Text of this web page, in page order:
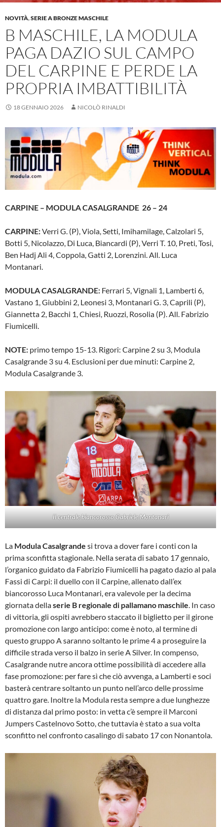
NOVITÀ,SERIE A BRONZE MASCHILE
B MASCHILE, LA MODULA
PAGA DAZIO SUL CAMPO
DEL CARPINE E PERDE LA
PROPRIA IMBATTIBILITÀ
18 GENNAIO 2026 NICOLÒ RINALDI
CARPINE – MODULA CASALGRANDE 26 – 24
CARPINE:Verri G. (P), Viola, Setti, Imihamilage, Calzolari 5,
Botti 5, Nicolazzo, Di Luca, Biancardi (P), Verri T. 10, Preti, Tosi,
Ben Hadj Ali 4, Coppola, Gatti 2, Lorenzini. All. Luca
Montanari.
MODULA CASALGRANDE: Ferrari 5, Vignali 1, Lamberti 6,
Vastano 1, Giubbini 2, Leonesi 3, Montanari G. 3, Caprili (P),
Giannetta 2, Bacchi 1, Chiesi, Ruozzi, Rosolia (P). All. Fabrizio
Fiumicelli.
NOTE: primo tempo 15-13. Rigori: Carpine 2 su 3, Modula
Casalgrande 3 su 4. Esclusioni per due minuti: Carpine 2,
Modula Casalgrande 3.
Il centrale biancorosso Gabriele Montanari
La Modula Casalgrande si trova a dover fare i conti con la
prima sconfitta stagionale. Nella serata di sabato 17 gennaio,
l’organico guidato da Fabrizio Fiumicelli ha pagato dazio al pala
Fassi di Carpi: il duello con il Carpine, allenato dall’ex
biancorosso Luca Montanari, era valevole per la decima
giornata dellaserie B regionale di pallamano maschile. In caso
di vittoria, gli ospiti avrebbero staccato il biglietto per il girone
promozione con largo anticipo: come è noto, al termine di
questo gruppo A saranno soltanto le prime 4 a proseguire la
difficile strada verso il balzo in serie A Silver. In compenso,
Casalgrande nutre ancora ottime possibilità di accedere alla
fase promozione: per fare sì che ciò avvenga, a Lamberti e soci
basterà centrare soltanto un punto nell’arco delle prossime
quattro gare. Inoltre la Modula resta sempre a due lunghezze
di distanza dal primo posto: in vetta c’è sempre il Marconi
Jumpers Castelnovo Sotto, che tuttavia è stato a sua volta
sconfitto nel confronto casalingo di sabato 17 con Nonantola.